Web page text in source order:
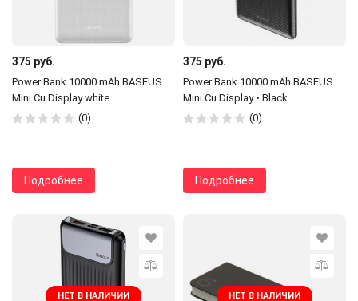
375 руб.
Power Bank 10000 mAh BASEUS
Mini Cu Display white
(0)
Подробнее
375 руб.
Power Bank 10000 mAh BASEUS
Mini Cu Display • Black
(0)
Подробнее
НЕТ В НАЛИЧИИ НЕТ В НАЛИЧИИ